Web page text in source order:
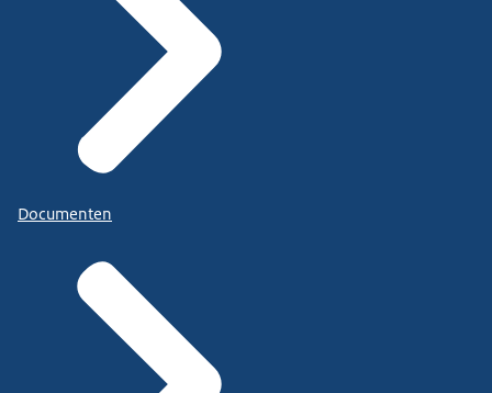
Documenten